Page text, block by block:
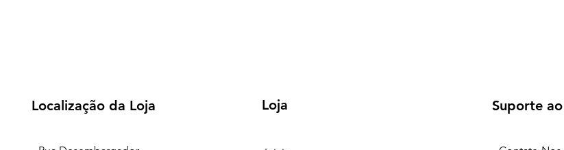
Localização da Loja Loja Suporte